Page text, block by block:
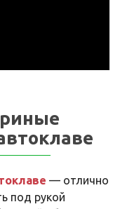
— отлично
под рукой